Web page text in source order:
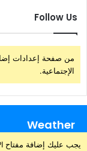
Follow Us
من صفحة إعدادات
الإجتماعية.
Weather
يجب عليك إضافة مفتاح API للطقس من خلال صفحة إعدادات القالب > الدمج